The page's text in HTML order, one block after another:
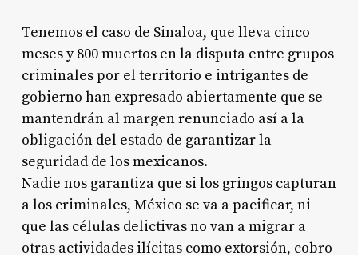
Tenemos el caso de Sinaloa, que lleva cinco
meses y 800 muertos en la disputa entre grupos
criminales por el territorio e intrigantes de
gobierno han expresado abiertamente que se
mantendrán al margen renunciado así a la
obligación del estado de garantizar la
seguridad de los mexicanos.
Nadie nos garantiza que si los gringos capturan
a los criminales, México se va a pacificar, ni
que las células delictivas no van a migrar a
otras actividades ilícitas como extorsión, cobro